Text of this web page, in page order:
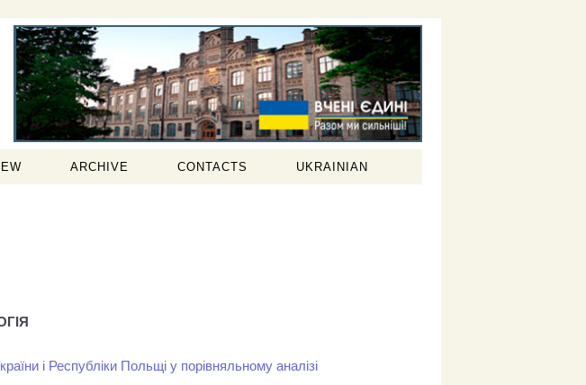
ARCHIVE CONTACTS UKRAINIAN
і Республіки Польщі у порівняльному аналізі